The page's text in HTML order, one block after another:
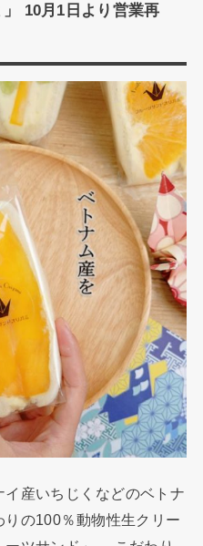
」 10月1日より営業再
産いちじくなどのベトナ
の100％動物性生クリー